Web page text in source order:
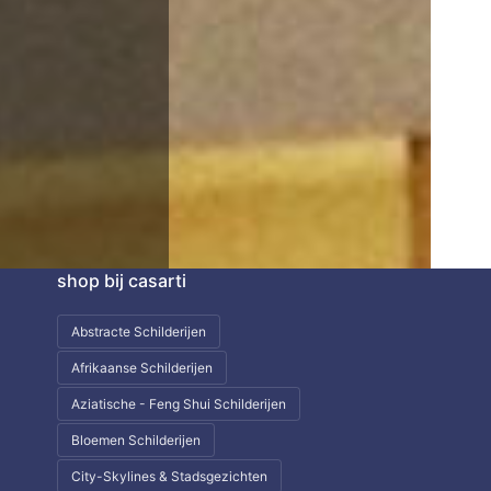
shop bij casarti
Abstracte Schilderijen
Afrikaanse Schilderijen
Aziatische - Feng Shui Schilderijen
Bloemen Schilderijen
City-Skylines & Stadsgezichten